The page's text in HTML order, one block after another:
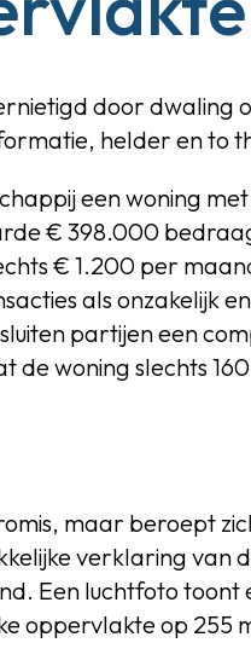
door dwaling
helder en to
een woning
€ 398.000
€ 1.200 per
als onzakelijk
partijen een
woning slechts
maar beroept
verklaring van
Een luchtfoto
oppervlakte op 255